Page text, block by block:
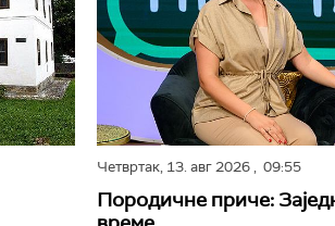
Четвртак, 13. авг 2026, 09:55
Породичне приче: